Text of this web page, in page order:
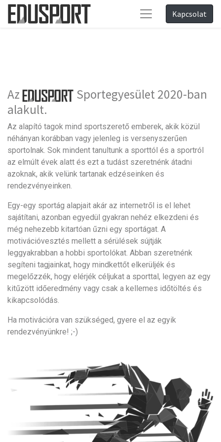
Kapcsolat
Az
Sportegyesület 2020-ban
alakult.
Az alapító tagok mind sportszerető emberek, akik közül
néhányan korábban vagy jelenleg is versenyszerűen
sportolnak. Sok mindent tanultunk a sporttól és a sportról
az elmúlt évek alatt és ezt a tudást szeretnénk átadni
azoknak, akik velünk tartanak edzéseinken és
rendezvényeinken.
Egy-egy sportág alapjait akár az internetről is el lehet
sajátítani, azonban egyedül gyakran nehéz elkezdeni és
még nehezebb kitartóan űzni egy sportágat. A
motivációvesztés mellett a sérülések sújtják
leggyakrabban a hobbi sportolókat. Abban szeretnénk
segíteni tagjainkat, hogy mindkettőt elkerüljék és
megelőzzék, hogy elérjék céljukat a sporttal, legyen az egy
kitűzött időeredmény vagy csak a kellemes időtöltés és
kikapcsolódás.
Ha motivációra van szükséged, gyere el az egyik
rendezvényünkre! ;-)